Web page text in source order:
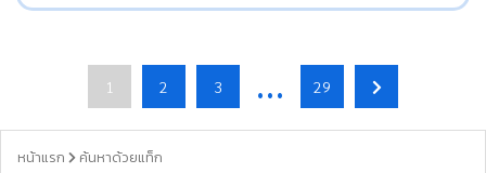
1 2 3 … 29
หน้าแรก ค้นหาด้วยแท็ก